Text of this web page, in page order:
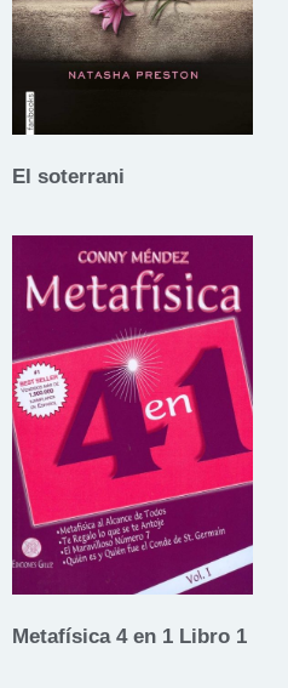
El soterrani
Metafísica 4 en 1 Libro 1